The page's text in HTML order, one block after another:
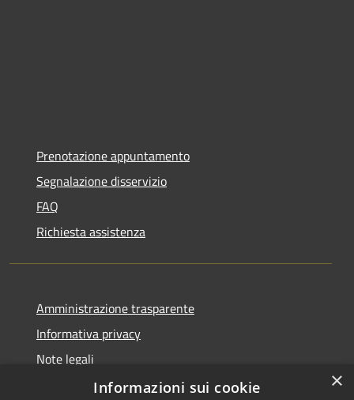
Prenotazione appuntamento
Segnalazione disservizio
FAQ
Richiesta assistenza
Amministrazione trasparente
Informativa privacy
Note legali
Dichiarazione di accessibilità
×
Informazioni sui cookie